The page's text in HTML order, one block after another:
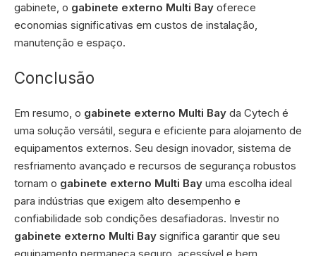
gabinete, o gabinete externo Multi Bay oferece
economias significativas em custos de instalação,
manutenção e espaço.
Conclusão
Em resumo, o gabinete externo Multi Bay da Cytech é
uma solução versátil, segura e eficiente para alojamento de
equipamentos externos. Seu design inovador, sistema de
resfriamento avançado e recursos de segurança robustos
tornam o gabinete externo Multi Bay uma escolha ideal
para indústrias que exigem alto desempenho e
confiabilidade sob condições desafiadoras. Investir no
gabinete externo Multi Bay significa garantir que seu